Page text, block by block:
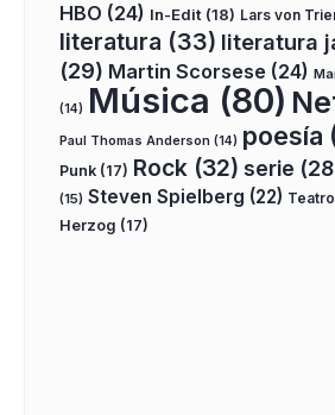
HBO (24) In-Edit (18) Lars von
literatura (33) literatura
(29) Martin Scorsese (24)
(14) Música (80)
Paul Thomas Anderson (14) poesía
Punk (17) Rock (32) serie
(15) Steven Spielberg (22) Teatro
Herzog (17)